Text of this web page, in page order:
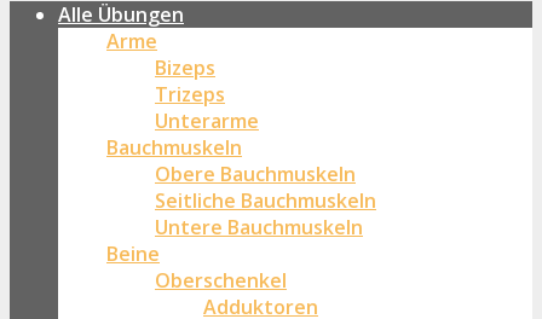
Alle Übungen
Arme
Bizeps
Trizeps
Unterarme
Bauchmuskeln
Obere Bauchmuskeln
Seitliche Bauchmuskeln
Untere Bauchmuskeln
Beine
Oberschenkel
Adduktoren